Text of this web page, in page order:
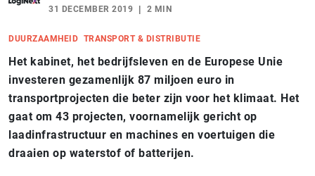
31 DECEMBER 2019 2 MIN
DUURZAAMHEID TRANSPORT & DISTRIBUTIE
Het kabinet, het bedrijfsleven en de Europese Unie
investeren gezamenlijk 87 miljoen euro in
transportprojecten die beter zijn voor het klimaat. Het
gaat om 43 projecten, voornamelijk gericht op
laadinfrastructuur en machines en voertuigen die
draaien op waterstof of batterijen.